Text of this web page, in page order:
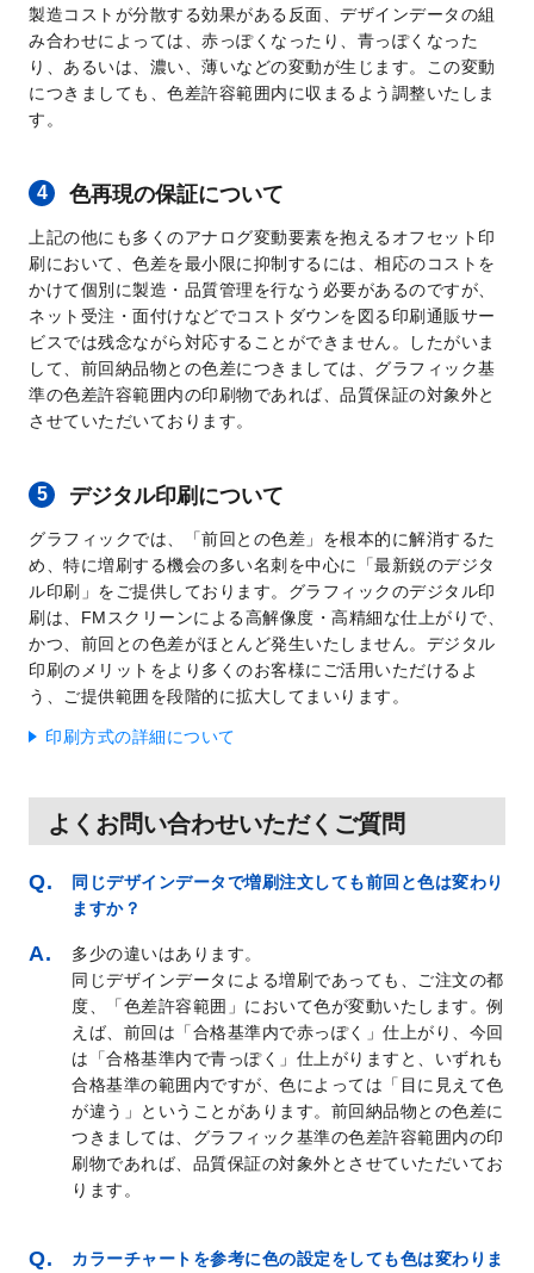
製造コストが分散する効果がある反面、デザインデータの組
み合わせによっては、赤っぽくなったり、青っぽくなった
り、あるいは、濃い、薄いなどの変動が生じます。この変動
につきましても、色差許容範囲内に収まるよう調整いたしま
す。
色再現の保証について
上記の他にも多くのアナログ変動要素を抱えるオフセット印
刷において、色差を最小限に抑制するには、相応のコストを
かけて個別に製造・品質管理を行なう必要があるのですが、
ネット受注・面付けなどでコストダウンを図る印刷通販サー
ビスでは残念ながら対応することができません。したがいま
して、前回納品物との色差につきましては、グラフィック基
準の色差許容範囲内の印刷物であれば、品質保証の対象外と
させていただいております。
デジタル印刷について
グラフィックでは、「前回との色差」を根本的に解消するた
め、特に増刷する機会の多い名刺を中心に「最新鋭のデジタ
ル印刷」をご提供しております。グラフィックのデジタル印
刷は、FMスクリーンによる高解像度・高精細な仕上がりで、
かつ、前回との色差がほとんど発生いたしません。デジタル
印刷のメリットをより多くのお客様にご活用いただけるよ
う、ご提供範囲を段階的に拡大してまいります。
印刷方式の詳細について
よくお問い合わせいただくご質問
同じデザインデータで増刷注文しても前回と色は変わり
ますか？
多少の違いはあります。
同じデザインデータによる増刷であっても、ご注文の都
度、「色差許容範囲」において色が変動いたします。例
えば、前回は「合格基準内で赤っぽく」仕上がり、今回
は「合格基準内で青っぽく」仕上がりますと、いずれも
合格基準の範囲内ですが、色によっては「目に見えて色
が違う」ということがあります。前回納品物との色差に
つきましては、グラフィック基準の色差許容範囲内の印
刷物であれば、品質保証の対象外とさせていただいてお
ります。
カラーチャートを参考に色の設定をしても色は変わりま